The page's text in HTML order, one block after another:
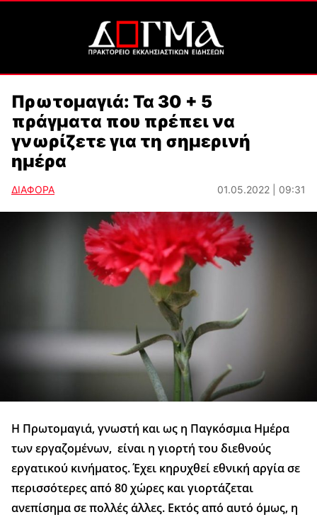
Πρωτομαγιά: Τα 30 + 5
πράγματα που πρέπει να
γνωρίζετε για τη σημερινή
ημέρα
ΔΙΑΦΟΡΑ 01.05.2022 | 09:31
Η Πρωτομαγιά, γνωστή και ως η Παγκόσμια Ημέρα
των εργαζομένων, είναι η γιορτή του διεθνούς
εργατικού κινήματος. Έχει κηρυχθεί εθνική αργία σε
περισσότερες από 80 χώρες και γιορτάζεται
ανεπίσημα σε πολλές άλλες. Εκτός από αυτό όμως, η